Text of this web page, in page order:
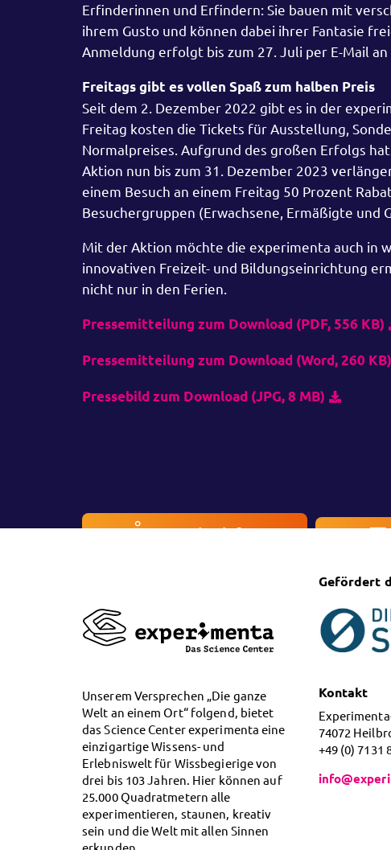
Erfinderinnen und Erfindern: Sie bauen mit
ihrem Gusto und können dabei ihrer Fantasie
Anmeldung erfolgt bis zum 27. Juli per E-Mail
Freitags gibt es vollen Spaß zum halben Preis
Seit dem 2. Dezember 2022 gibt es in der
Freitag kosten die Tickets für Ausstellung,
Normalpreises. Aufgrund des großen Erfolgs
Aktion nun bis zum 31. Dezember 2023
einem Besuch an einem Freitag 50 Prozent
Besuchergruppen (Erwachsene, Ermäßigte und
Mit der Aktion möchte die experimenta auch in
innovativen Freizeit- und Bildungseinrichtung
nicht nur in den Ferien.
Pressemitteilung zum Download (PDF, 556 KB)
Pressemitteilung zum Download (Word, 260 KB)
Pressebild zum Download (JPG, 8 MB)
Besucherinfos
Unserem Versprechen „Die ganze
Welt an einem Ort“ folgend, bietet
das Science Center experimenta eine
einzigartige Wissens- und
Erlebniswelt für Wissbegierige von
drei bis 103 Jahren. Hier können auf
25.000 Quadratmetern alle
experimentieren, staunen, kreativ
sein und die Welt mit allen Sinnen
Gefördert
Kontakt
74072
+49 (0) 7131